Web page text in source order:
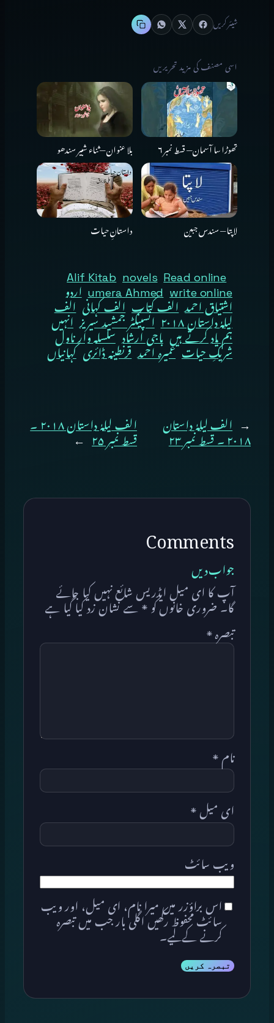
شیئر کریں
اسی مصنف کی مزید تحریریں
تھوڑا سا آسمان — قسط نمبر ۶ بلا عنوان — ثناء شبیر سندھو
لاپتا — سندس جبین داستانِ حیات
Alif Kitab novels Read online
umera Ahmed write online
اردو
اشتیاق احمد الف کتاب الف کہانی الف
لیلہٰ داستان ۲۰۱۸
انسپیکٹر جمشید سیریز انہیں
ہم یاد کرتے ہیں باجی ارشاد سلسلہ وار ناول
شریکِ حیات عمیرہ احمد قرنطینہ ڈائری کہانیاں
←
الف لیلہٰ داستان
۲۰۱۸ ۔ قسط نمبر ۲۳
الف لیلہٰ داستان ۲۰۱۸ ۔
قسط نمبر ۲۵
→
Comments
جواب دیں
آپ کا ای میل ایڈریس شائع نہیں کیا جائے
گا۔ ضروری خانوں کو* سے نشان زد کیا گیا ہے
تبصرہ*
نام *
ای میل*
ویب‌ سائٹ
اس براؤزر میں میرا نام، ای میل، اور ویب
سائٹ محفوظ رکھیں اگلی بار جب میں تبصرہ
کرنے کےلیے۔